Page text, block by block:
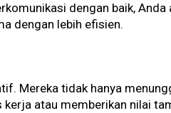
dengan baik, Anda
dengan lebih efisien.
Mereka tidak hanya
atau memberikan nilai